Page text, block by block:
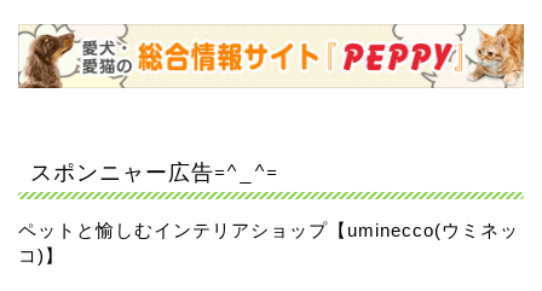
スポンニャー広告=^_^=
ペットと愉しむインテリアショップ【uminecco(ウミネッ
コ)】